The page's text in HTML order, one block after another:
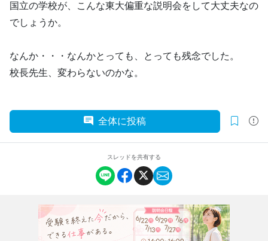
国立の学校が、こんな東大偏重な説明会をして大丈夫なの
でしょうか。
なんか・・・なんかとっても、とっても残念でした。
校長先生、変わらないのかな。
全体に投稿
スレッドを共有する